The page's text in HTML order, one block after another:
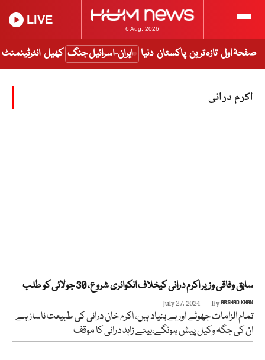
6 Aug, 2026
LIVE
صفحۂ اول تازہ ترین پاکستان دنیا ایران-اسرائیل جنگ کھیل انٹرٹینمنٹ
اکرم درانی
سابق وفاقی وزیر اکرم درانی کیخلاف انکوائری شروع، 30 جولائی کو طلب
July 27, 2024 ByARSHAD KHAN
تمام الزامات جھوٹے اور بے بنیاد ہیں، اکرم خان درانی کی طبیعت ناساز ہے
ان کی جگہ وکیل پیش ہونگے،بیٹے زاہد درانی کا موقف